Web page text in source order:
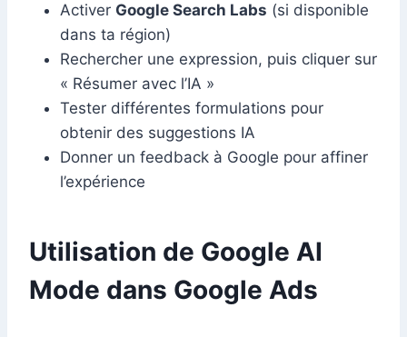
Activer Google Search Labs (si disponible
dans ta région)
Rechercher une expression, puis cliquer sur
« Résumer avec l’IA »
Tester différentes formulations pour
obtenir des suggestions IA
Donner un feedback à Google pour affiner
l’expérience
Utilisation de Google AI
Mode dans Google Ads